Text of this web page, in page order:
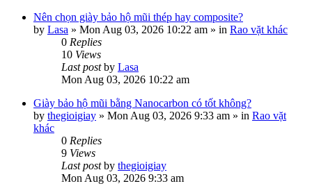
Nên chọn giày bảo hộ mũi thép hay composite?
by Lasa » Mon Aug 03, 2026 10:22 am » in Rao vặt khác
0 Replies
10 Views
Last postby Lasa
Mon Aug 03, 2026 10:22 am
Giày bảo hộ mũi bằng Nanocarbon có tốt không?
by thegioigiay » Mon Aug 03, 2026 9:33 am » in Rao vặt
khác
0 Replies
9 Views
Last postby thegioigiay
Mon Aug 03, 2026 9:33 am